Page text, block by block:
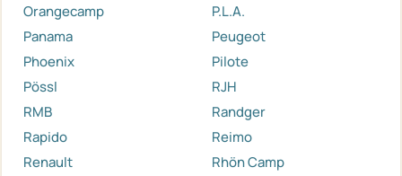
Orangecamp
P.L.A.
Panama
Peugeot
Phoenix
Pilote
Pössl
RJH
RMB
Randger
Rapido
Reimo
Renault
Rhön Camp